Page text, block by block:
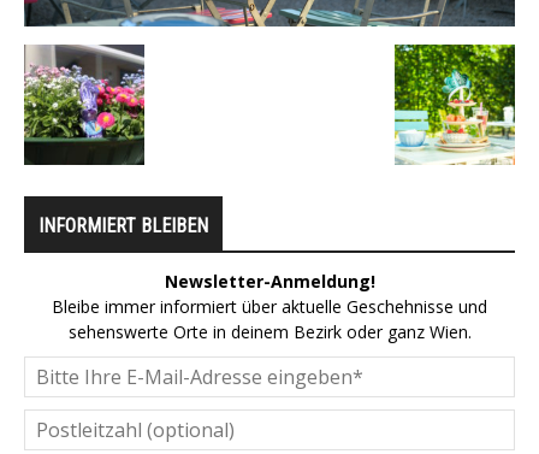
INFORMIERT BLEIBEN
Newsletter-Anmeldung!
Bleibe immer informiert über aktuelle Geschehnisse und
sehenswerte Orte in deinem Bezirk oder ganz Wien.